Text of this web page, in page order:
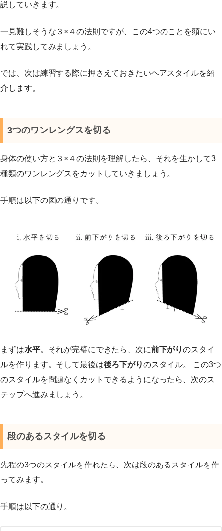
説していきます。
一見難しそうな３×４の法則ですが、この4つのことを頭にい
れて実践してみましょう。
では、次は練習する際に押さえておきたいヘアスタイルを紹
介します。
3つのワンレングスを切る
身体の使い方と３×４の法則を理解したら、それを生かして3
種類のワンレングスをカットしていきましょう。
手順は以下の図の通りです。
まずは水平。それが完璧にできたら、次に前下がりのスタイ
ルを作ります。そして最後は後ろ下がりのスタイル。 この3つ
のスタイルを問題なくカットできるようになったら、次のス
テップへ進みましょう。
段のあるスタイルを切る
先程の3つのスタイルを作れたら、次は段のあるスタイルを作
ってみます。
手順は以下の通り。